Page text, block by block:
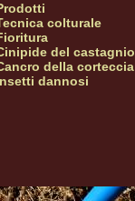
colturale
del castagnio
della corteccia
dannosi